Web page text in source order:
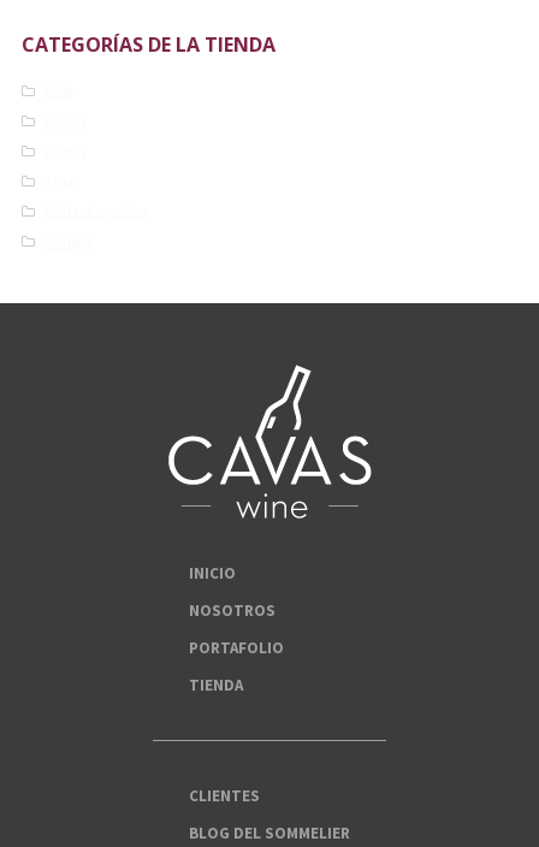
CATEGORÍAS DE LA TIENDA
INICIO
NOSOTROS
PORTAFOLIO
TIENDA
CLIENTES
BLOG DEL SOMMELIER